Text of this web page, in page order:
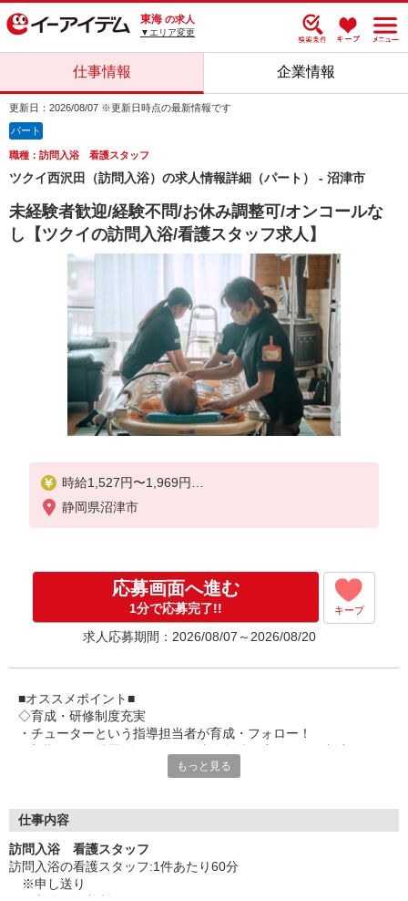
東海 の求人
▼エリア変更
仕事情報 企業情報
更新日：2026/08/07 ※更新日時点の最新情報です
パート
職種：訪問入浴 看護スタッフ
ツクイ西沢田（訪問入浴）の求人情報詳細（パート） - 沼津市
未経験者歓迎/経験不問/お休み調整可/オンコールな
し【ツクイの訪問入浴/看護スタッフ求人】
時給1,527円〜1,969円
★祝日は時給100円アップ！
静岡県沼津市
応募画面へ進む
1分で応募完了!! キープ
求人応募期間：2026/08/07～2026/08/20
■オススメポイント■
◇育成・研修制度充実
・チューターという指導担当者が育成・フォロー！
・キャリアアップ支援制度を活用して働きながら資格取得が可能
・ツクイ独自の福祉厚生制度でプライベートも充実
・子育て支援の福利厚生制度あり！子育てと仕事の両立を応援◎
・スタッフ何でも相談窓口やライフキャリア相談など、各相談窓
口あり
もっと見る
仕事内容
訪問入浴 看護スタッフ
訪問入浴の看護スタッフ:1件あたり60分
※申し送り